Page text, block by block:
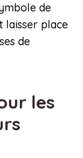
de
laisser place
de
les